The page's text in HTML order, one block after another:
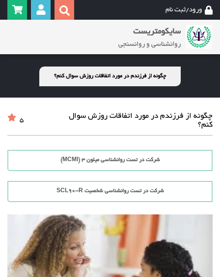
ورود/ثبت نام
سایکومتریست
روانشناسی و روانسنجی
چگونه از فرزندم در مورد اتفاقات روزش سوال کنم؟
چگونه از فرزندم در مورد اتفاقات روزش سوال
کنم؟
5
شرکت در تست روانشناسی میلون 3 (MCMI)
شرکت در تست روانشناسی شخصیت SCL90-R